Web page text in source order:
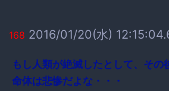
168 2016/01/20(水)
もし人類が絶滅したとして、その
命体は悲惨だよな・・・